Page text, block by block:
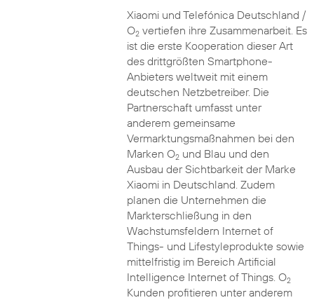
Xiaomi und Telefónica Deutschland /
O2vertiefen ihre Zusammenarbeit. Es
ist die erste Kooperation dieser Art
des drittgrößten Smartphone-
Anbieters weltweit mit einem
deutschen Netzbetreiber. Die
Partnerschaft umfasst unter
anderem gemeinsame
Vermarktungsmaßnahmen bei den
Marken O2und Blau und den
Ausbau der Sichtbarkeit der Marke
Xiaomi in Deutschland. Zudem
planen die Unternehmen die
Markterschließung in den
Wachstumsfeldern Internet of
Things- und Lifestyleprodukte sowie
mittelfristig im Bereich Artificial
Intelligence Internet of Things. O2
Kunden profitieren unter anderem